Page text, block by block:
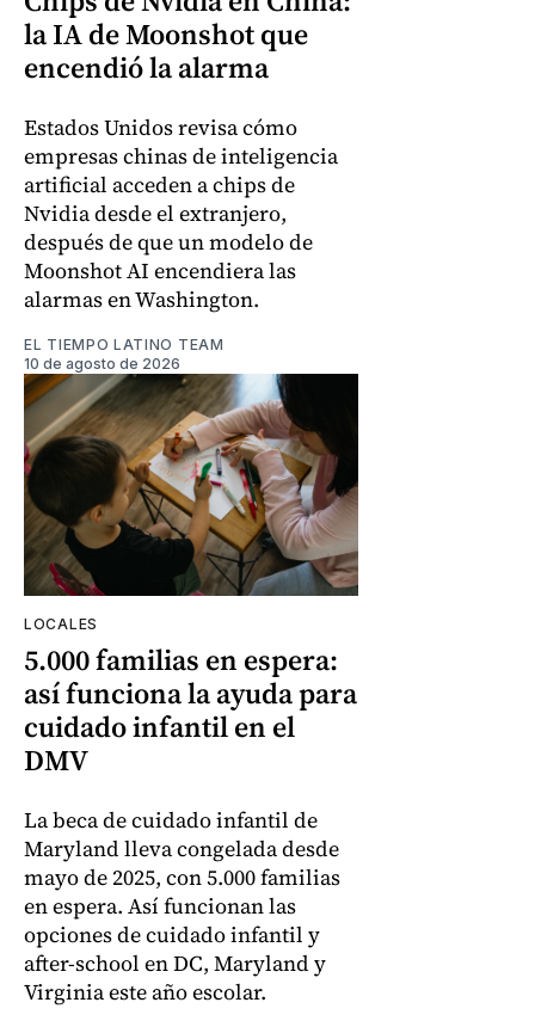
la IA de Moonshot que
encendió la alarma
Estados Unidos revisa cómo
empresas chinas de inteligencia
artificial acceden a chips de
Nvidia desde el extranjero,
después de que un modelo de
Moonshot AI encendiera las
alarmas en Washington.
EL TIEMPO LATINO TEAM
10 de agosto de 2026
LOCALES
5.000 familias en espera:
así funciona la ayuda para
cuidado infantil en el
DMV
La beca de cuidado infantil de
Maryland lleva congelada desde
mayo de 2025, con 5.000 familias
en espera. Así funcionan las
opciones de cuidado infantil y
after-school en DC, Maryland y
Virginia este año escolar.